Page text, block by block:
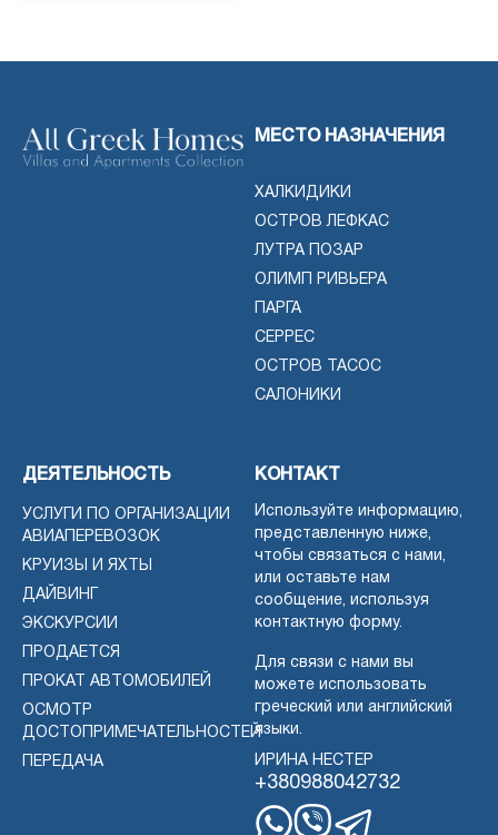
МЕСТО НАЗНАЧЕНИЯ
ХАЛКИДИКИ
ОСТРОВ ЛЕФКАС
ЛУТРА ПОЗАР
ОЛИМП РИВЬЕРА
ПАРГА
СЕРРЕС
ОСТРОВ ТАСОС
САЛОНИКИ
ДЕЯТЕЛЬНОСТЬ
УСЛУГИ ПО ОРГАНИЗАЦИИ
АВИАПЕРЕВОЗОК
КРУИЗЫ И ЯХТЫ
ДАЙВИНГ
ЭКСКУРСИИ
ПРОДАЕТСЯ
ПРОКАТ АВТОМОБИЛЕЙ
ОСМОТР
ДОСТОПРИМЕЧАТЕЛЬНОСТЕЙ
ПЕРЕДАЧА
КОНТАКТ
Используйте информацию,
представленную ниже,
чтобы связаться с нами,
или оставьте нам
сообщение, используя
контактную форму.
Для связи с нами вы
можете использовать
греческий или английский
языки.
ИРИНА НЕСТЕР
+380988042732